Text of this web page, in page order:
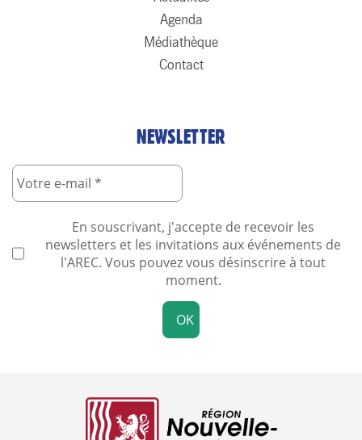
Agenda
Médiathèque
Contact
NEWSLETTER
En souscrivant, j'accepte de recevoir les
newsletters et les invitations aux événements de
l'AREC. Vous pouvez vous désinscrire à tout
moment.